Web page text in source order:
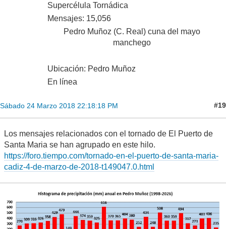
Supercélula Tornádica
Mensajes: 15,056
Pedro Muñoz (C. Real) cuna del mayo
manchego
Ubicación: Pedro Muñoz
En línea
Sábado 24 Marzo 2018 22:18:18 PM #19
Los mensajes relacionados con el tornado de El Puerto de
Santa Maria se han agrupado en este hilo.
https://foro.tiempo.com/tornado-en-el-puerto-de-santa-maria-
cadiz-4-de-marzo-de-2018-t149047.0.html